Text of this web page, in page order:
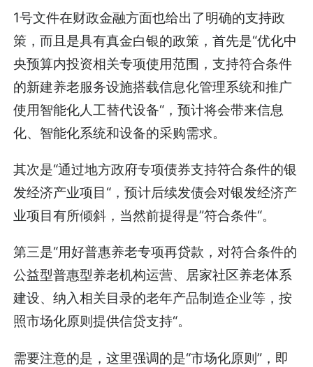
1号文件在财政金融方面也给出了明确的支持政
策，而且是具有真金白银的政策，首先是“优化中
央预算内投资相关专项使用范围，支持符合条件
的新建养老服务设施搭载信息化管理系统和推广
使用智能化人工替代设备“，预计将会带来信息
化、智能化系统和设备的采购需求。
其次是“通过地方政府专项债券支持符合条件的银
发经济产业项目“，预计后续发债会对银发经济产
业项目有所倾斜，当然前提得是”符合条件“。
第三是“用好普惠养老专项再贷款，对符合条件的
公益型普惠型养老机构运营、居家社区养老体系
建设、纳入相关目录的老年产品制造企业等，按
照市场化原则提供信贷支持“。
需要注意的是，这里强调的是“市场化原则”，即